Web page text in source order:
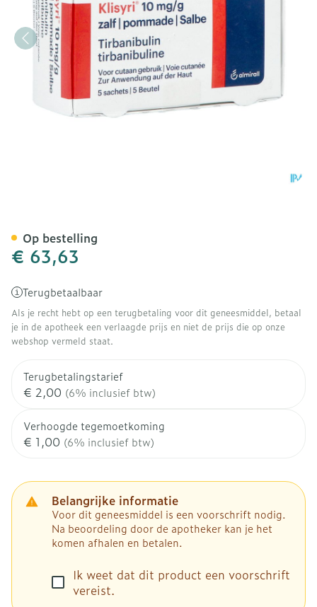
€ 63,63
Terugbetaalbaar
Als je recht hebt op een terugbetaling voor dit geneesmiddel, betaal
je in de apotheek een verlaagde prijs en niet de prijs die op onze
webshop vermeld staat.
Terugbetalingstarief
€ 2,00 (6% inclusief btw)
Verhoogde tegemoetkoming
€ 1,00 (6% inclusief btw)
Belangrijke informatie
Voor dit geneesmiddel is een voorschrift nodig.
Na beoordeling door de apotheker kan je het
komen afhalen en betalen.
Ik weet dat dit product een voorschrift
vereist.
Op bestelling